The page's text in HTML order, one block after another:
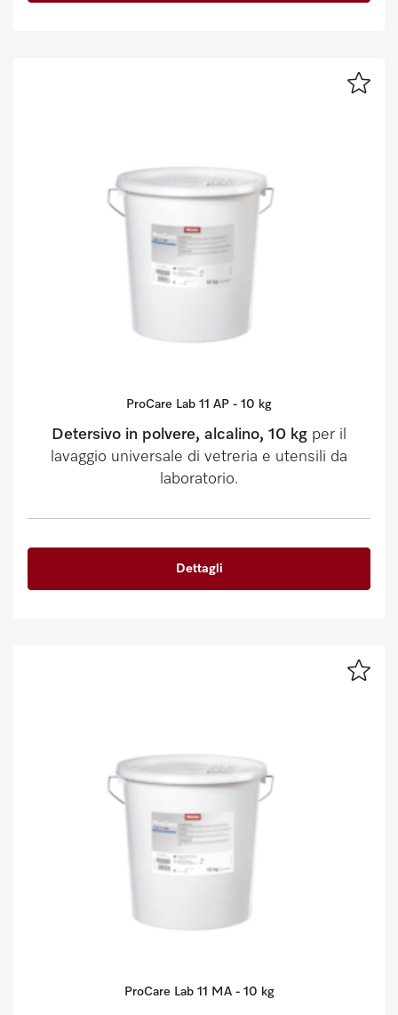
ProCare Lab 11 AP - 10 kg
Detersivo in polvere, alcalino, 10 kg per il
lavaggio universale di vetreria e utensili da
laboratorio.
Dettagli
ProCare Lab 11 MA - 10 kg